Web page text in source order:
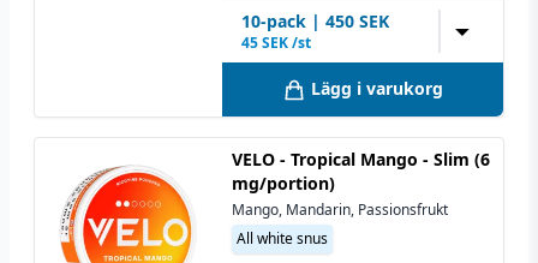
10-pack | 450 SEK
45SEK /st
▼
Lägg i varukorg
VELO - Tropical Mango - Slim (6
mg/portion)
Mango, Mandarin, Passionsfrukt
All white snus